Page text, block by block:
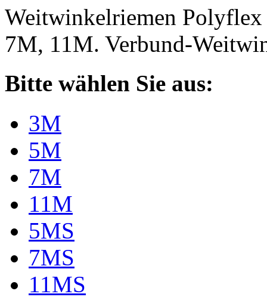
Weitwinkelriemen
7M, 11M. Verbund-
Bitte wählen Sie aus:
3M
5M
7M
11M
5MS
7MS
11MS